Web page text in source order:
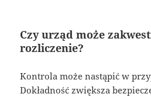
Czy urząd może
rozliczenie?
Kontrola może nastąpić w
Dokładność zwiększa